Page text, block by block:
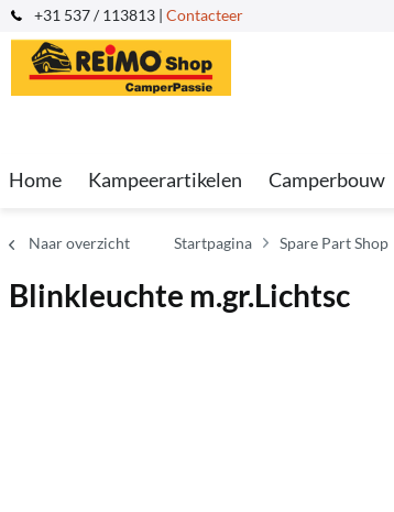
+31 537 / 113813 | Contacteer
Home Kampeerartikelen Camperbouw
Naar overzicht Startpagina Spare Part Shop
Blinkleuchte m.gr.Lichtsc